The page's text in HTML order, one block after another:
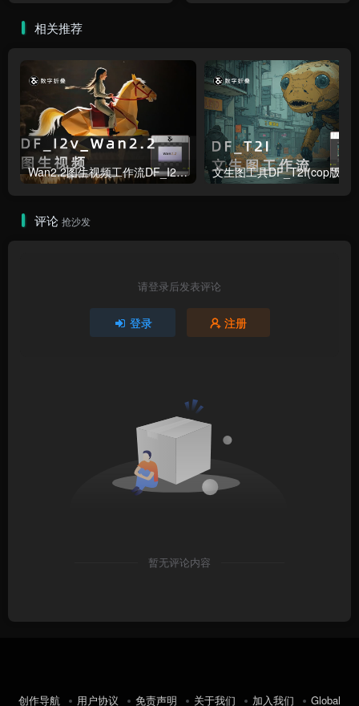
相关推荐
Wan2.2图生视频工作流DF_I2v_Wan2.2 文生图工具DF_T2I(cop版本)
评论 抢沙发
请登录后发表评论
登录 注册
暂无评论内容
创作导航 用户协议 免责声明 关于我们 加入我们 Global